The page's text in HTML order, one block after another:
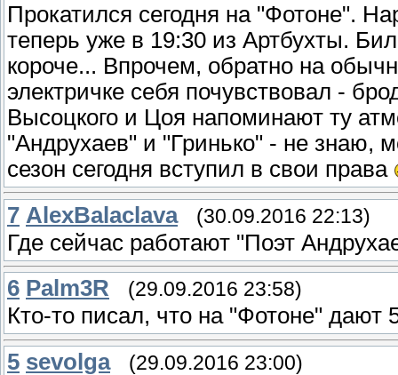
Прокатился сегодня на "Фотоне".
теперь уже в 19:30 из Артбухты.
короче... Впрочем, обратно на
электричке себя почувствовал -
Высоцкого и Цоя напоминают ту
"Андрухаев" и "Гринько" - не знаю,
сезон сегодня вступил в свои права
7 AlexBalaclava (30.09.2016 22:13)
Где сейчас работают "Поэт
6 Palm3R (29.09.2016 23:58)
Кто-то писал, что на "Фотоне"
5 sevolga (29.09.2016 23:00)